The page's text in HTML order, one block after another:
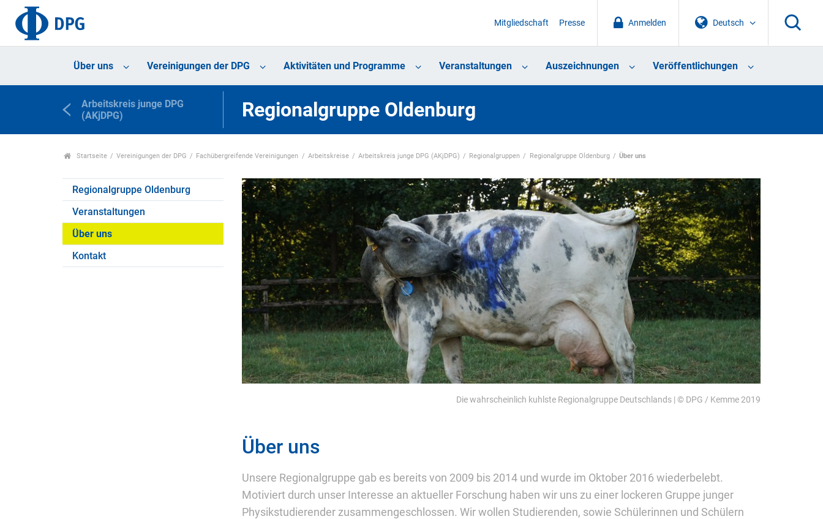
Deutsch
Anmelden
Mitgliedschaft Presse
Über uns Vereinigungen der DPG Aktivitäten und Programme Veranstaltungen Auszeichnungen Veröffentlichungen
Arbeitskreis junge DPG
(AKjDPG)
Regionalgruppe Oldenburg
Startseite Vereinigungen der DPG Fachübergreifende Vereinigungen Arbeitskreise Arbeitskreis junge DPG (AKjDPG) Regionalgruppen Regionalgruppe Oldenburg Über uns
Regionalgruppe Oldenburg
Veranstaltungen
Über uns
Kontakt
Die wahrscheinlich kuhlste Regionalgruppe Deutschlands | © DPG / Kemme 2019
Über uns
Unsere Regionalgruppe gab es bereits von 2009 bis 2014 und wurde im Oktober 2016 wiederbelebt.
Motiviert durch unser Interesse an aktueller Forschung haben wir uns zu einer lockeren Gruppe junger
Physikstudierender zusammengeschlossen. Wir wollen Studierenden, sowie Schülerinnen und Schülern